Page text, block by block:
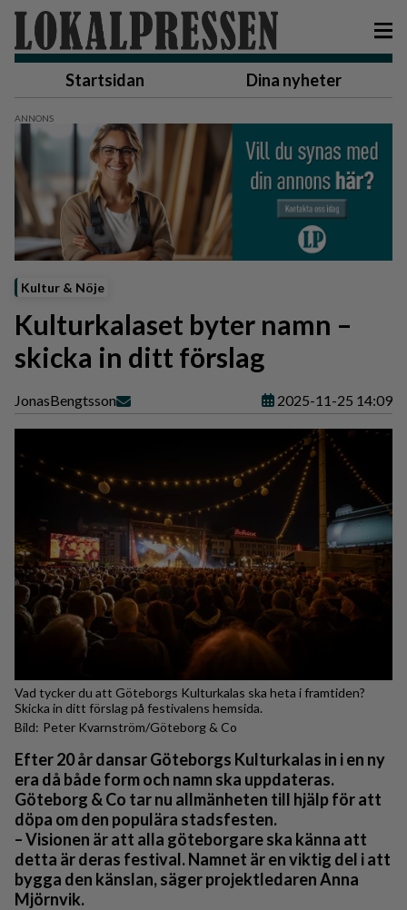
Startsidan Dina nyheter
Kultur & Nöje
Kulturkalaset byter namn –
skicka in ditt förslag
JonasBengtsson 2025-11-25 14:09
Vad tycker du att Göteborgs Kulturkalas ska heta i framtiden?
Skicka in ditt förslag på festivalens hemsida.
Peter Kvarnström/Göteborg & Co
Efter 20 år dansar Göteborgs Kulturkalas in i en ny
era då både form och namn ska uppdateras.
Göteborg & Co tar nu allmänheten till hjälp för att
döpa om den populära stadsfesten.
– Visionen är att alla göteborgare ska känna att
detta är deras festival. Namnet är en viktig del i att
bygga den känslan, säger projektledaren Anna
Mjörnvik.